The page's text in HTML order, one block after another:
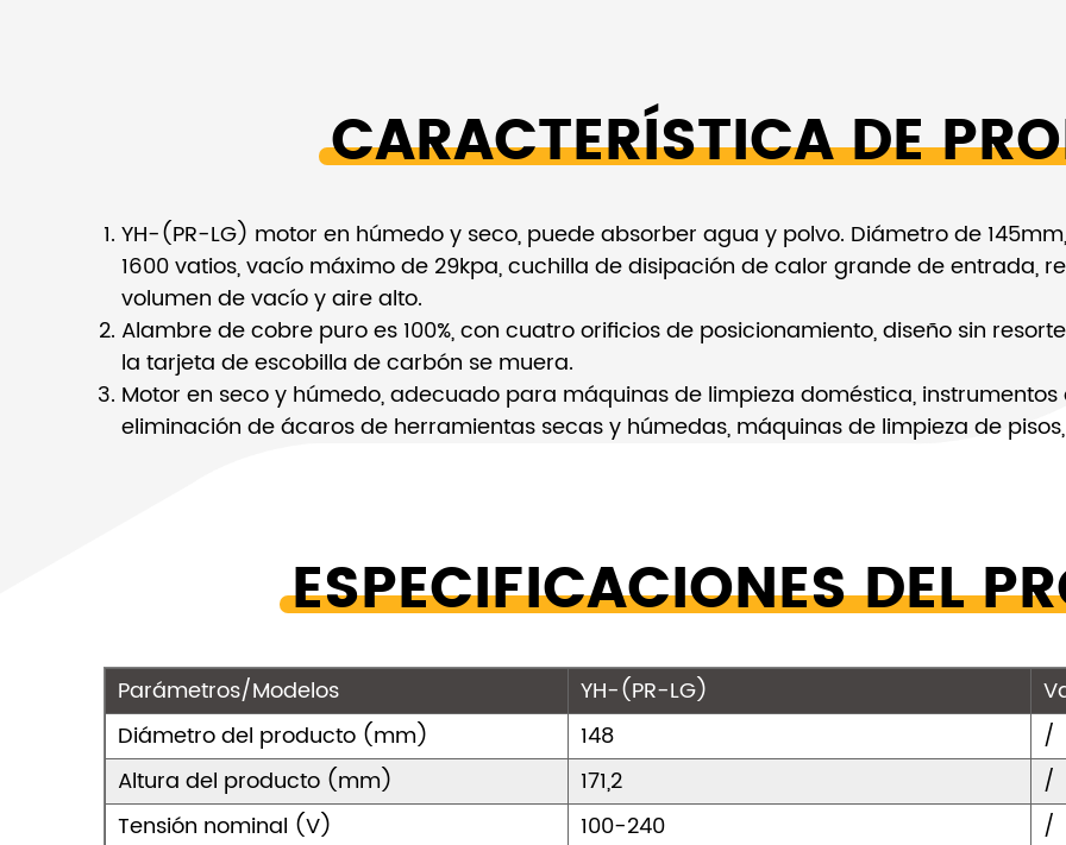
CARACTERÍSTICA DE
YH-(PR-LG) motor en húmedo y seco, puede absorber agua y polvo. Diámetro de
1600 vatios, vacío máximo de 29kpa, cuchilla de disipación de calor grande de entrada,
volumen de vacío y aire alto.
Alambre de cobre puro es 100%, con cuatro orificios de posicionamiento, diseño sin
la tarjeta de escobilla de carbón se muera.
Motor en seco y húmedo, adecuado para máquinas de limpieza doméstica,
eliminación de ácaros de herramientas secas y húmedas, máquinas de limpieza de
ESPECIFICACIONES DEL
Parámetros/Modelos YH-(PR-LG)
Diámetro del producto (mm)
148
/
Altura del producto (mm)
171,2
/
Tensión nominal (V)
100-240
/